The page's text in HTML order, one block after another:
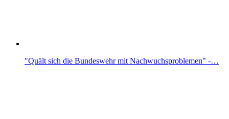
"Quält sich die Bundeswehr mit Nachwuchsproblemen" -…